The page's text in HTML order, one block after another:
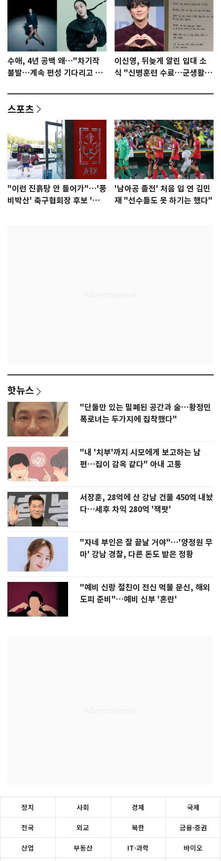
수애, 4년 공백 왜…"차기작
불발…계속 편성 기다리고 있
이신영, 뒤늦게 알린 입대 소
식 "신병훈련 수료…군생활
스포츠
"이런 진흙탕 안 들어가"…'풍
비박산' 축구협회장 후보 '실
'남아공 졸전' 처음 입 연 김민
재 "선수들도 못 하기는 했다"
핫뉴스
"단둘만 있는 밀폐된 공간과 술…황정민
폭로녀는 두가지에 집착했다"
"내 '치부'까지 시모에게 보고하는 남
편…집이 감옥 같다" 아내 고통
서장훈, 28억에 산 강남 건물 450억 내놨
다…세후 차익 280억 '잭팟'
"자네 부인은 잘 끝날 거야"…'양정원 무
마' 강남 경찰, 다른 돈도 받은 정황
"예비 신랑 절친이 전신 먹물 문신, 해외
도피 준비"…예비 신부 '혼란'
정치 사회 경제 국제
전국 외교 북한 금융·증권
산업 부동산 IT·과학 바이오